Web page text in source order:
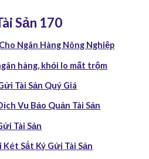
Sản 170
Ngân Hàng Nông Nghiệp
hàng, khỏi lo mất trộm
Tài Sản Quý Giá
Vụ Bảo Quản Tài Sản
Tài Sản
Két Sắt Ký Gửi Tài Sản